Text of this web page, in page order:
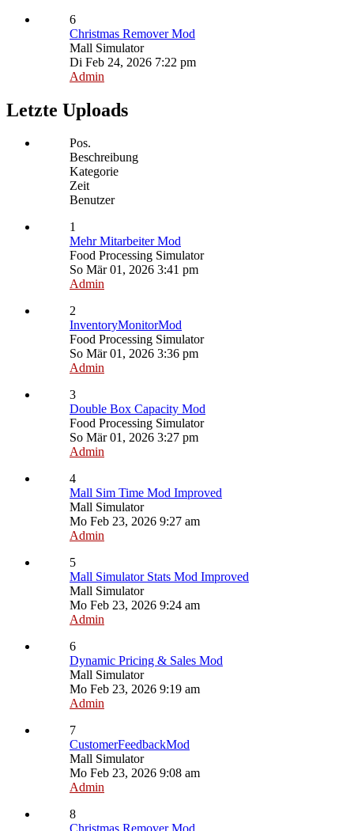
6
Christmas Remover Mod
Mall Simulator
Di Feb 24, 2026 7:22 pm
Admin
Letzte Uploads
Pos.
Beschreibung
Kategorie
Zeit
Benutzer
1
Mehr Mitarbeiter Mod
Food Processing Simulator
So Mär 01, 2026 3:41 pm
Admin
2
InventoryMonitorMod
Food Processing Simulator
So Mär 01, 2026 3:36 pm
Admin
3
Double Box Capacity Mod
Food Processing Simulator
So Mär 01, 2026 3:27 pm
Admin
4
Mall Sim Time Mod Improved
Mall Simulator
Mo Feb 23, 2026 9:27 am
Admin
5
Mall Simulator Stats Mod Improved
Mall Simulator
Mo Feb 23, 2026 9:24 am
Admin
6
Dynamic Pricing & Sales Mod
Mall Simulator
Mo Feb 23, 2026 9:19 am
Admin
7
CustomerFeedbackMod
Mall Simulator
Mo Feb 23, 2026 9:08 am
Admin
8